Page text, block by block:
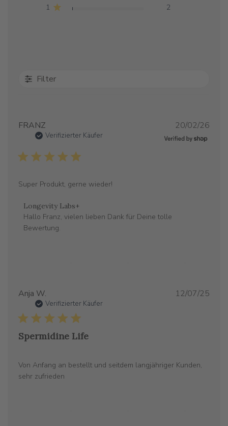
1
2
Filter
FRANZ
Verifizierter Käufer
Super Produkt, gerne wieder!
Kommentare
des
Store-
Fri
27
Longevity Labs+
Hallo Franz, vielen lieben Dank für Deine tolle
Bewertung.
20/02/26
Anja W.
Verifizierter Käufer
Spermidine Life
Von Anfang an bestellt und seitdem langjähriger Kunden,
sehr zufrieden
12/07/25